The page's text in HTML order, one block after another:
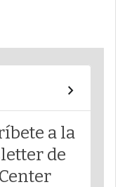
a la
de